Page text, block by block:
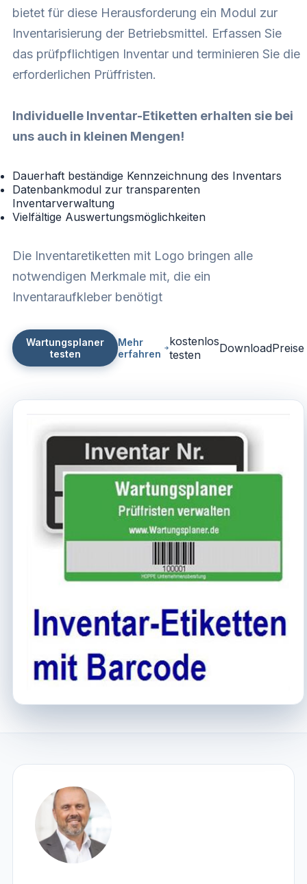
bietet für diese Herausforderung ein Modul zur
Inventarisierung der Betriebsmittel. Erfassen Sie
das prüfpflichtigen Inventar und terminieren Sie die
erforderlichen Prüffristen.
Individuelle Inventar-Etiketten erhalten sie bei
uns auch in kleinen Mengen!
Dauerhaft beständige Kennzeichnung des Inventars
Datenbankmodul zur transparenten
Inventarverwaltung
Vielfältige Auswertungsmöglichkeiten
Die Inventaretiketten mit Logo bringen alle
notwendigen Merkmale mit, die ein
Inventaraufkleber benötigt
Wartungsplaner
testen
Mehr
erfahren
kostenlos
testen
DownloadPreise